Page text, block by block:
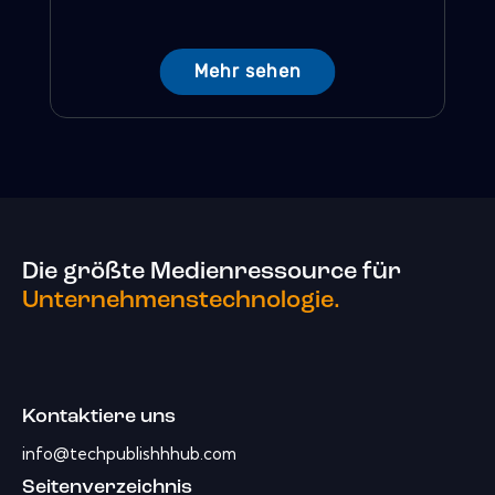
Mehr sehen
Die größte Medienressource für
Unternehmenstechnologie.
Kontaktiere uns
info@techpublishhhub.com
Seitenverzeichnis